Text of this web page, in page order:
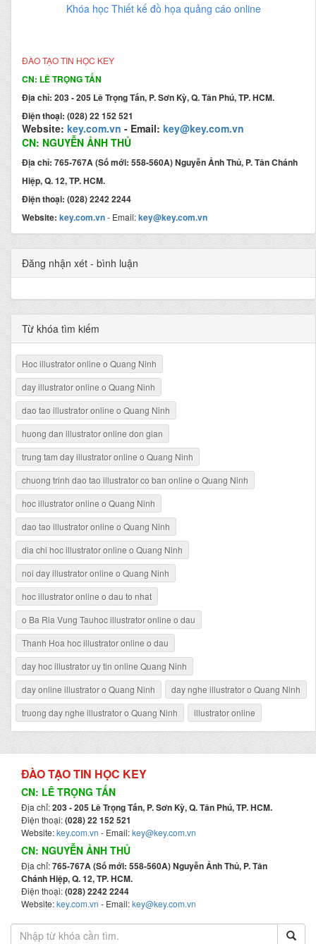
Khóa học Thiết kế đồ họa quảng cáo online
ĐÀO TẠO TIN HỌC KEY
CN: LÊ TRỌNG TẤN
Địa chỉ: 203 - 205 Lê Trọng Tấn, P. Sơn Kỳ, Q. Tân Phú, TP. HCM.
Điện thoại: (028) 22 152 521
Website: key.com.vn - Email: key@key.com.vn
CN: NGUYỄN ẢNH THỦ
Địa chỉ: 765-767A (Số mới: 558-560A) Nguyễn Ảnh Thủ, P. Tân Chánh
Hiệp, Q. 12, TP. HCM.
Điện thoại: (028) 2242 2244
Website: key.com.vn- Email:key@key.com.vn
Đăng nhận xét - bình luận
Từ khóa tìm kiếm
Hoc illustrator online o Quang Ninh
day illustrator online o Quang Ninh
dao tao illustrator online o Quang Ninh
huong dan illustrator online don gian
trung tam day illustrator online o Quang Ninh
chuong trinh dao tao illustrator co ban online o Quang Ninh
hoc illustrator online o Quang Ninh
dao tao illustrator online o Quang Ninh
dia chi hoc illustrator online o Quang Ninh
noi day illustrator online o Quang Ninh
hoc illustrator online o dau to nhat
o Ba Ria Vung Tauhoc illustrator online o dau
Thanh Hoa hoc illustrator online o dau
day hoc illustrator uy tin online Quang Ninh
day online illustrator o Quang Ninh
day nghe illustrator o Quang Ninh
truong day nghe illustrator o Quang Ninh
illustrator online
ĐÀO TẠO TIN HỌC KEY
CN: LÊ TRỌNG TẤN
Địa chỉ:203 - 205 Lê Trọng Tấn, P. Sơn Kỳ, Q. Tân Phú, TP. HCM.
Điện thoại:(028) 22 152 521
Website:key.com.vn - Email:key@key.com.vn
CN: NGUYỄN ẢNH THỦ
Địa chỉ:765-767A (Số mới: 558-560A) Nguyễn Ảnh Thủ, P. Tân
Chánh Hiệp, Q. 12, TP. HCM.
Điện thoại:(028) 2242 2244
Website:key.com.vn - Email:key@key.com.vn